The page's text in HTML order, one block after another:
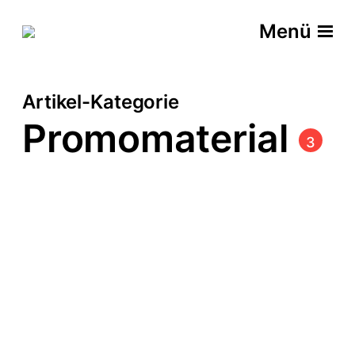
Menü
Artikel-Kategorie
Promomaterial 3